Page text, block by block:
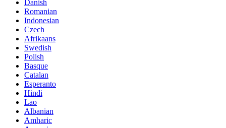
Danish
Romanian
Indonesian
Czech
Afrikaans
Swedish
Polish
Basque
Catalan
Esperanto
Hindi
Lao
Albanian
Amharic